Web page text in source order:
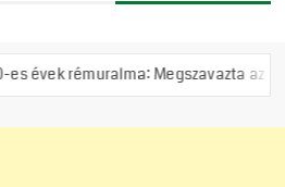
Megszavazta az országgyűlés a